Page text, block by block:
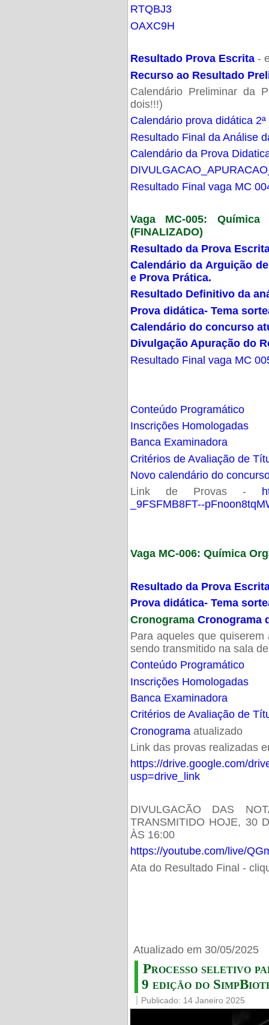
RTQBJ3
OAXC9H
Resultado Prova Escrita -
Recurso ao Resultado
Calendário Preliminar da
dois!!!)
Calendário prova didática
Resultado Final da Análise
Calendário da Prova
Resultado Final vaga MC
Vaga MC-005:
(FINALIZADO)
Resultado da Prova
Calendário da Arguição
e Prova Prática.
Resultado Definitivo da
Prova didática- Tema
Calendário do concurso
Divulgação Apuração do
Resultado Final vaga MC
Conteúdo Programático
Inscrições Homologadas
Banca Examinadora
Critérios de Avaliação de
Novo calendário do
Link de Provas -
_9FSFMB8FT--
Vaga MC-006: Química
Resultado da Prova
Prova didática- Tema
Cronograma Cronograma
Para aqueles que
sendo transmitido na sala
Conteúdo Programático
Inscrições Homologadas
Banca Examinadora
Critérios de Avaliação de
Cronogramaatualizado
Link das provas realizadas
https://drive.google.com/
usp=drive_link
DIVULGACÃO DAS
TRANSMITIDO HOJE, 30
ÀS 16:00
https://youtube.com/live/
Ata do Resultado Final -
Atualizado em 30/05/2025
Processo seletivo
9 edição do
Publicado: 14 Janeiro 2025